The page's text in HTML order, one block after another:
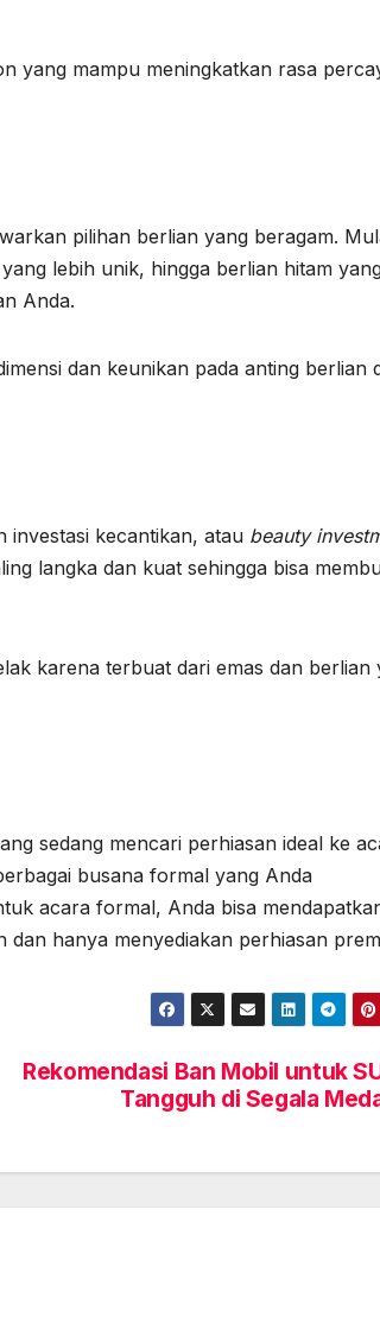
yang mampu meningkatkan rasa
pilihan berlian yang beragam.
lebih unik, hingga berlian hitam
Anda.
dan keunikan pada anting berlian
investasi kecantikan, atau beauty
langka dan kuat sehingga bisa
karena terbuat dari emas dan berlian
sedang mencari perhiasan ideal ke
busana formal yang Anda
acara formal, Anda bisa
dan hanya menyediakan perhiasan
Rekomendasi Ban Mobil untuk
Tangguh di Segala